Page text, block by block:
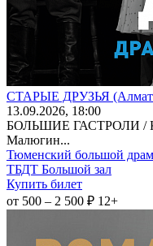
СТАРЫЕ ДРУЗЬЯ
13.09.2026, 18:00
БОЛЬШИЕ ГАСТРОЛИ /
Малюгин...
Тюменский большой
ТБДТ Большой зал
Купить билет
от 500 – 2 500 ₽ 12+